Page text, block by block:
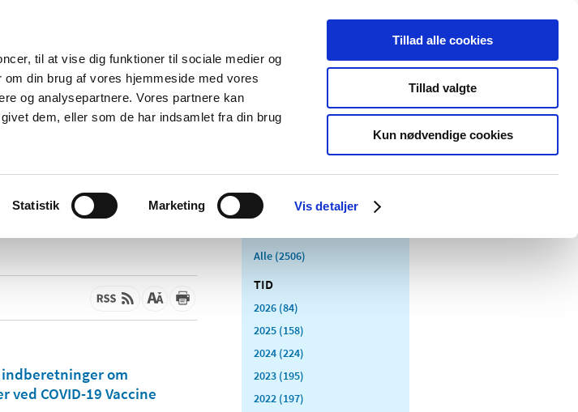
til at vise dig funktioner til sociale medier og
din brug af vores hjemmeside med vores
og analysepartnere. Vores partnere kan
dem, eller som de har indsamlet fra din brug
Statistik Marketing Vis detaljer
Tillad alle cookies
Tillad valgte
Kun nødvendige cookies
Nyheder Om os Kontakt Udgivelser
Apoteker og salg af
Medicinsk
Særlige
produktområder
om
COVID-19 Vaccine
Alle (2506)
TID
2026 (84)
2025 (158)
2024 (224)
2023 (195)
2022 (197)